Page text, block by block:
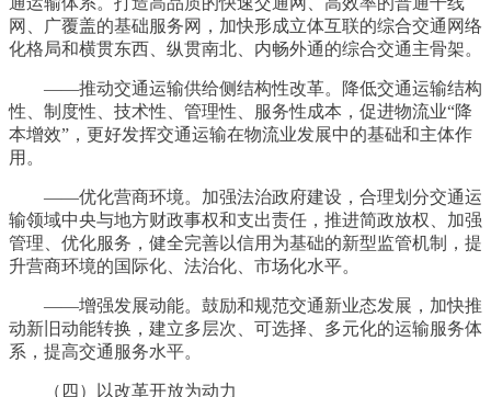
网、广覆盖的基础服务网，加快形成立体互联的综合交通网络
化格局和横贯东西、纵贯南北、内畅外通的综合交通主骨架。
——推动交通运输供给侧结构性改革。降低交通运输结构
性、制度性、技术性、管理性、服务性成本，促进物流业“降
本增效”，更好发挥交通运输在物流业发展中的基础和主体作
用。
——优化营商环境。加强法治政府建设，合理划分交通运
输领域中央与地方财政事权和支出责任，推进简政放权、加强
管理、优化服务，健全完善以信用为基础的新型监管机制，提
升营商环境的国际化、法治化、市场化水平。
——增强发展动能。鼓励和规范交通新业态发展，加快推
动新旧动能转换，建立多层次、可选择、多元化的运输服务体
系，提高交通服务水平。
（四）以改革开放为动力